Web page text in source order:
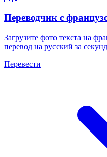
Переводчик с
Загрузите фото текста на
перевод на русский за
Перевести